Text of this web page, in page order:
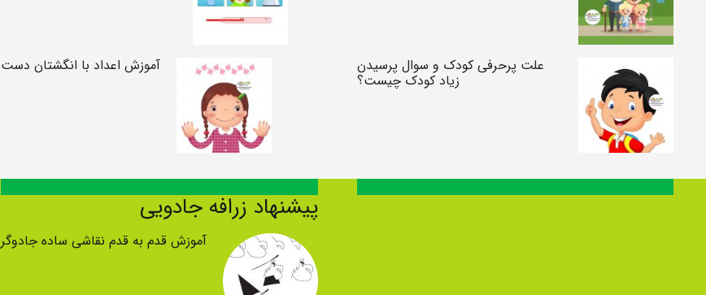
علت پرحرفی کودک و سوال پرسیدن
زیاد کودک چیست؟
آموزش اعداد با انگشتان دست
پیشنهاد زرافه جادویی
آموزش قدم به قدم نقاشی ساده جادوگر